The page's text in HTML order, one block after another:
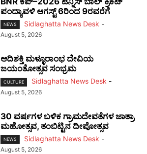
ಪಂದ್ಯಾವಳಿ ಆಗಸ್ಟ್ 6ರಿಂದ 9ರವರೆಗೆ
NEWS Sidlaghatta News Desk -
August 5, 2026
ಆದಿಶಕ್ತಿ ಮಳ್ಳೂರಾಂಭ ದೇವಿಯ
ಜಯಂತೋತ್ಸವ ಸಂಭ್ರಮ
CULTURE Sidlaghatta News Desk -
August 5, 2026
30 ವರ್ಷಗಳ ಬಳಿಕ ಗ್ರಾಮದೇವತೆಗಳ ಜಾತ್ರಾ
ಮಹೋತ್ಸವ, ತಂಬಿಟ್ಟಿನ ದೀಪೋತ್ಸವ
NEWS Sidlaghatta News Desk -
August 5, 2026